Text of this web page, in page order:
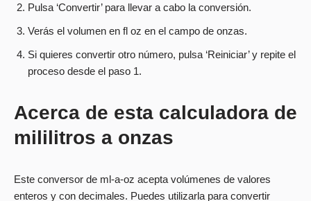
Pulsa ‘Convertir’ para llevar a cabo la conversión.
Verás el volumen en fl oz en el campo de onzas.
Si quieres convertir otro número, pulsa ‘Reiniciar’ y repite el
proceso desde el paso 1.
Acerca de esta calculadora de
mililitros a onzas
Este conversor de ml-a-oz acepta volúmenes de valores
enteros y con decimales. Puedes utilizarla para convertir